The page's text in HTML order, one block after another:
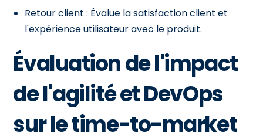
Retour client : Évalue la satisfaction client et
l'expérience utilisateur avec le produit.
Évaluation de l'impact
de l'agilité et DevOps
sur le time-to-market